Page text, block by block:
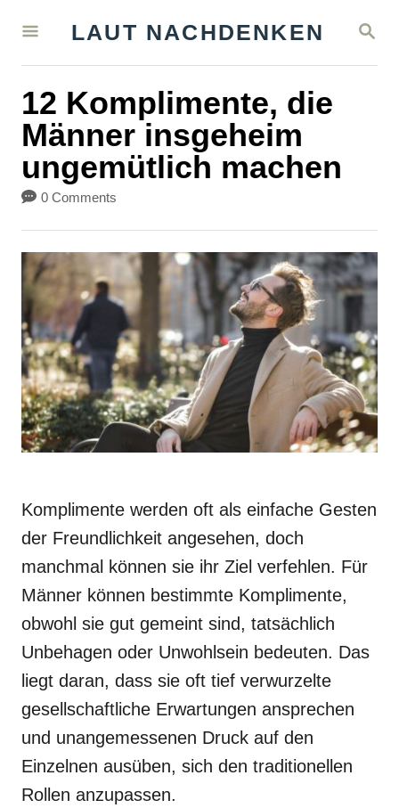
S
A
LAUT NACHDENKEN
12 Komplimente, die
Männer insgeheim
ungemütlich machen
0 Comments
Komplimente werden oft als einfache Gesten
der Freundlichkeit angesehen, doch
manchmal können sie ihr Ziel verfehlen. Für
Männer können bestimmte Komplimente,
obwohl sie gut gemeint sind, tatsächlich
Unbehagen oder Unwohlsein bedeuten. Das
liegt daran, dass sie oft tief verwurzelte
gesellschaftliche Erwartungen ansprechen
und unangemessenen Druck auf den
Einzelnen ausüben, sich den traditionellen
Rollen anzupassen.